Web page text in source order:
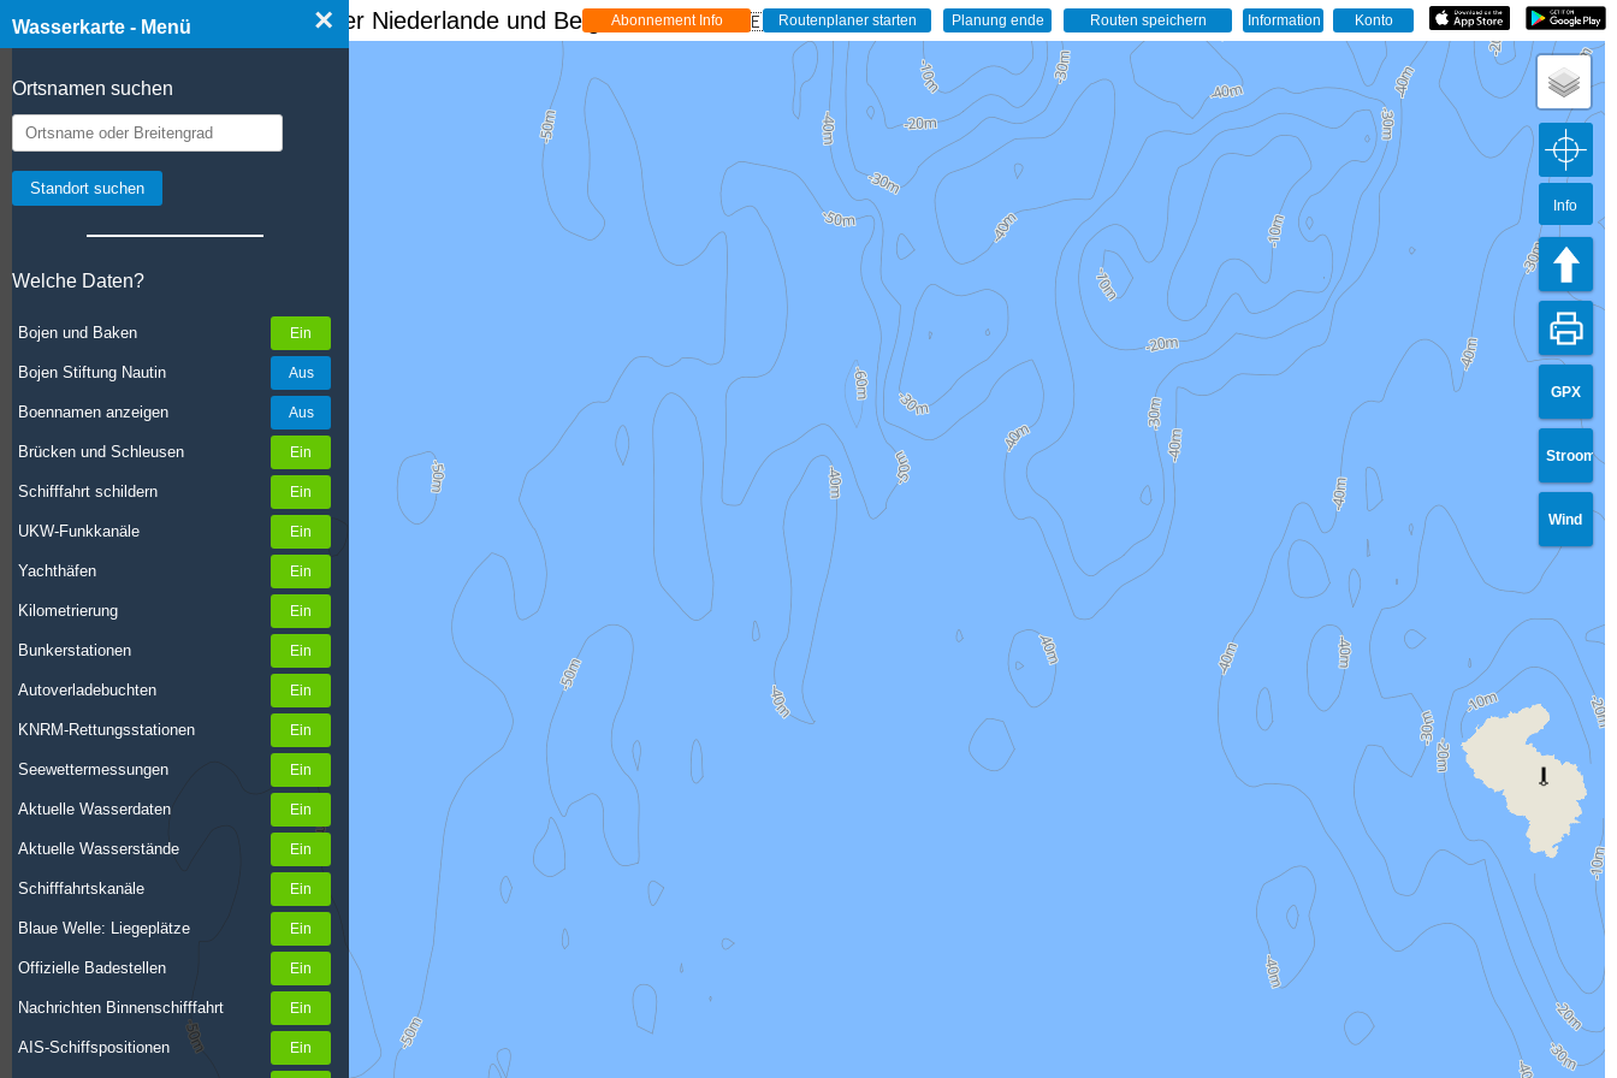
Wasserkarte - Menü ×
Ortsnamen suchen
Welche Daten?
Bojen und Baken
Bojen Stiftung Nautin
Boennamen anzeigen
Brücken und Schleusen
Schifffahrt schildern
UKW-Funkkanäle
Yachthäfen
Kilometrierung
Bunkerstationen
Autoverladebuchten
KNRM-Rettungsstationen
Seewettermessungen
Aktuelle Wasserdaten
Aktuelle Wasserstände
Schifffahrtskanäle
Blaue Welle: Liegeplätze
Offizielle Badestellen
Nachrichten Binnenschifffahrt
AIS-Schiffspositionen
☰ Wasserkarte Deutschland, der Niederlande und Belgien - Live 🇩🇪
GPX
Stroom
Wind
Info